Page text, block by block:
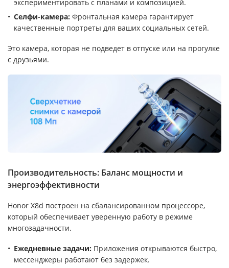
экспериментировать с планами и композицией.
Селфи-камера: Фронтальная камера гарантирует
качественные портреты для ваших социальных сетей.
Это камера, которая не подведет в отпуске или на прогулке
с друзьями.
Производительность: Баланс мощности и
энергоэффективности
Honor X8d построен на сбалансированном процессоре,
который обеспечивает уверенную работу в режиме
многозадачности.
Ежедневные задачи: Приложения открываются быстро,
мессенджеры работают без задержек.